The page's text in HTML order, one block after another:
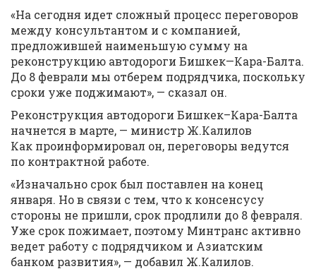
«На сегодня идет сложный процесс переговоров
между консультантом и с компанией,
предложившей наименьшую сумму на
реконструкцию автодороги Бишкек—Кара-Балта.
До 8 феврали мы отберем подрядчика, поскольку
сроки уже поджимают», — сказал он.
Реконструкция автодороги Бишкек–Кара-Балта
начнется в марте, — министр Ж.Калилов
Как проинформировал он, переговоры ведутся
по контрактной работе.
«Изначально срок был поставлен на конец
января. Но в связи с тем, что к консенсусу
стороны не пришли, срок продлили до 8 февраля.
Уже срок пожимает, поэтому Минтранс активно
ведет работу с подрядчиком и Азиатским
банком развития», — добавил Ж.Калилов.